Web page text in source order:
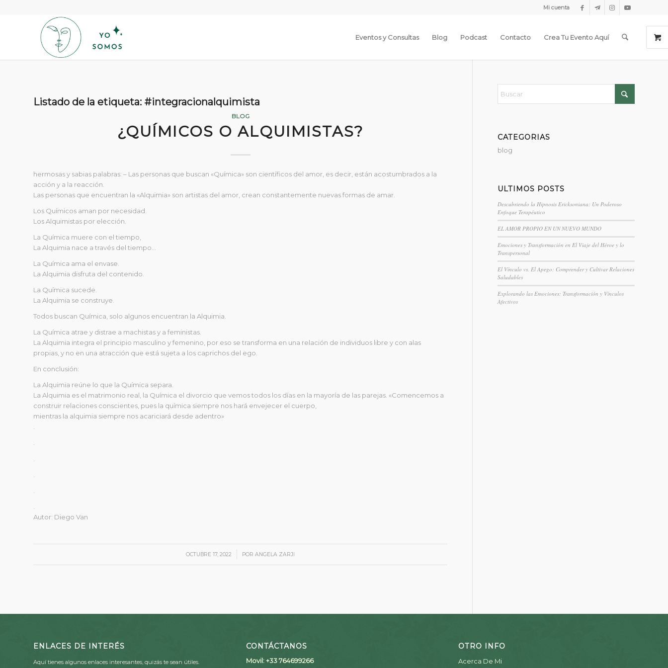
Mi cuenta
Eventos y Consultas Blog Podcast Contacto Crea Tu Evento Aquí
Listado de la etiqueta: #integracionalquimista
BLOG
¿QUÍMICOS O ALQUIMISTAS?
hermosas y sabias palabras: – Las personas que buscan «Química» son científicos del amor, es decir, están acostumbrados a la
acción y a la reacción.
Las personas que encuentran la «Alquimia» son artistas del amor, crean constantemente nuevas formas de amar.
Los Químicos aman por necesidad.
Los Alquimistas por elección.
La Química muere con el tiempo,
La Alquimia nace a través del tiempo…
La Química ama el envase.
La Alquimia disfruta del contenido.
La Química sucede.
La Alquimia se construye.
Todos buscan Química, solo algunos encuentran la Alquimia.
La Química atrae y distrae a machistas y a feministas.
La Alquimia integra el principio masculino y femenino, por eso se transforma en una relación de individuos libre y con alas
propias, y no en una atracción que está sujeta a los caprichos del ego.
En conclusión:
La Alquimia reúne lo que la Química separa.
La Alquimia es el matrimonio real, la Química el divorcio que vemos todos los días en la mayoría de las parejas. «Comencemos a
construir relaciones conscientes, pues la química siempre nos hará envejecer el cuerpo,
mientras la alquimia siempre nos acariciará desde adentro»
.
.
Autor: Diego Van
OCTUBRE 17, 2022
/ PORANGELA ZARJI
CATEGORIAS
blog
ULTIMOS POSTS
Descubriendo la Hipnosis Ericksoniana: Un Poderoso
Enfoque Terapéutico
EL AMOR PROPIO EN UN NUEVO MUNDO
Emociones y Transformación en El Viaje del Héroe y lo
Transpersonal
El Vínculo vs. El Apego: Comprender y Cultivar Relaciones
Saludables
Explorando las Emociones: Transformación y Vínculos
Afectivos
ENLACES DE INTERÉS
Aquí tienes algunos enlaces interesantes, quizás te sean útiles.
CONTÁCTANOS
Movil: +33 764699266
OTRO INFO
Acerca De Mi